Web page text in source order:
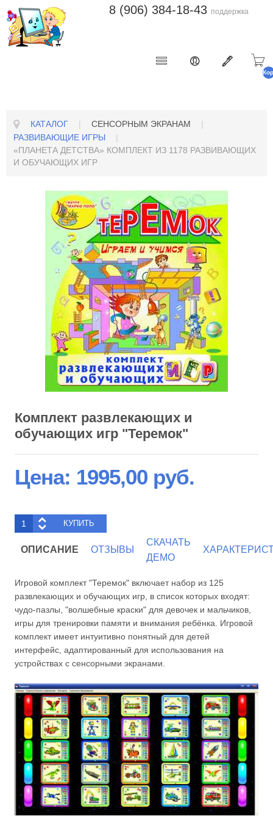
8 (906) 384-18-43 поддержка
КАТАЛОГ | СЕНСОРНЫМ ЭКРАНАМ
|
РАЗВИВАЮЩИЕ ИГРЫ
|
«ПЛАНЕТА ДЕТСТВА» КОМПЛЕКТ ИЗ 1178 РАЗВИВАЮЩИХ
И ОБУЧАЮЩИХ ИГР
Комплект развлекающих и
обучающих игр "Теремок"
Цена: 1995,00 руб.
ОПИСАНИЕ ОТЗЫВЫ
СКАЧАТЬ
ДЕМО
Игровой комплект "Теремок" включает набор из 125
развлекающих и обучающих игр, в список которых входят:
чудо-пазлы, "волшебные краски" для девочек и мальчиков,
игры для тренировки памяти и внимания ребёнка. Игровой
комплект имеет интуитивно понятный для детей
интерфейс, адаптированный для использования на
устройствах с сенсорными экранами.